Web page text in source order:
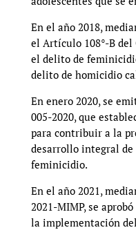
En el año 2018,
el Artículo 108°-B del
el delito de
delito de homicidio
En enero 2020, se
005-2020, que
para contribuir a la
desarrollo integral
feminicidio.
En el año 2021,
2021-MIMP, se
la implementación